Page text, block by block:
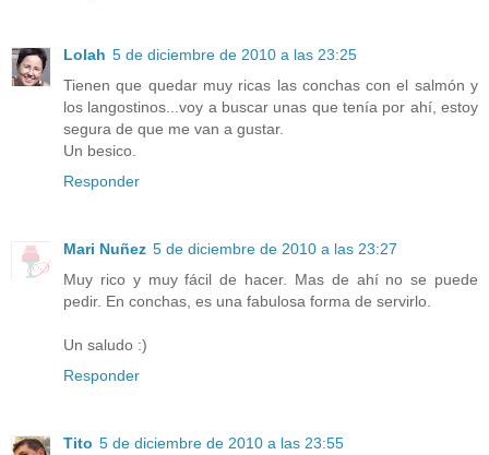
Lolah 5 de diciembre de 2010 a las 23:25
Tienen que quedar muy ricas las conchas con el salmón y
los langostinos...voy a buscar unas que tenía por ahí, estoy
segura de que me van a gustar.
Un besico.
Responder
Mari Nuñez 5 de diciembre de 2010 a las 23:27
Muy rico y muy fácil de hacer. Mas de ahí no se puede
pedir. En conchas, es una fabulosa forma de servirlo.
Un saludo :)
Responder
Tito 5 de diciembre de 2010 a las 23:55